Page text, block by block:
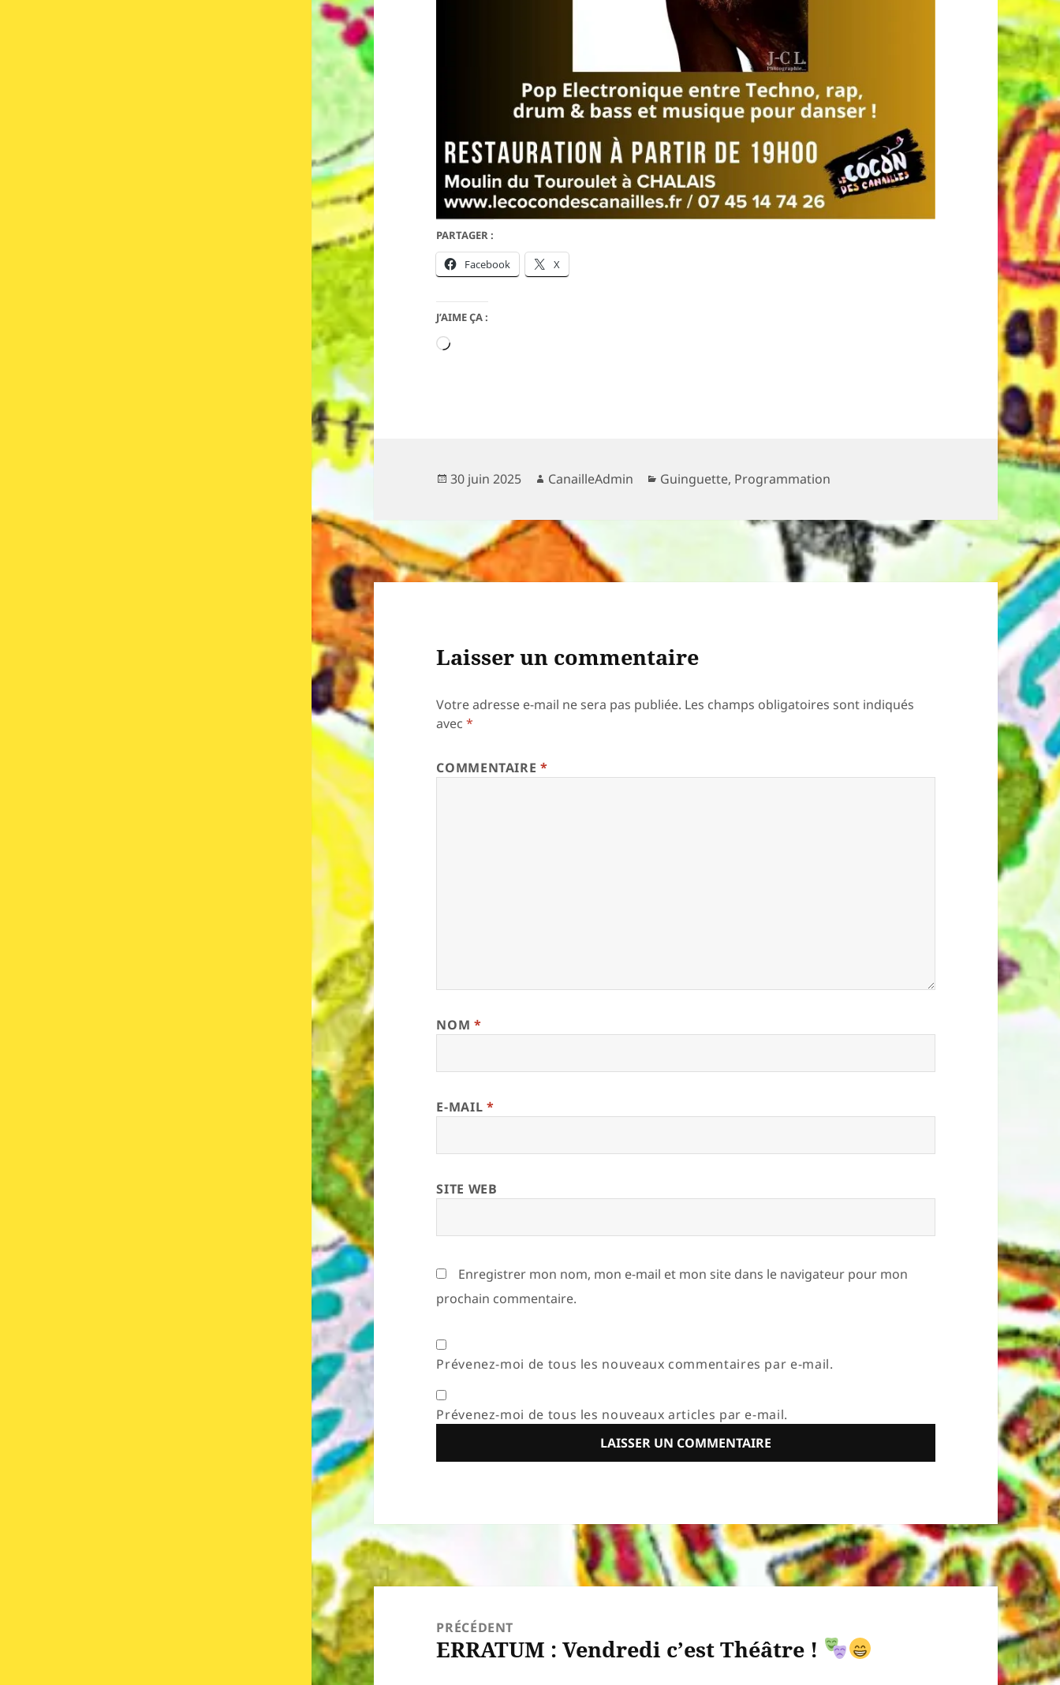
PARTAGER :
Facebook X
J’AIME ÇA :
Chargement…
Publié
30 juin 2025 Auteur
CanailleAdmin Catégories
Guinguette, Programmation
Laisser un commentaire
Votre adresse e-mail ne sera pas publiée. Les champs obligatoires sont indiqués
avec*
COMMENTAIRE*
NOM *
E-MAIL *
SITE WEB
Enregistrer mon nom, mon e-mail et mon site dans le navigateur pour mon
prochain commentaire.
Prévenez-moi de tous les nouveaux commentaires par e-mail.
Prévenez-moi de tous les nouveaux articles par e-mail.
Navigation
l’article
PRÉCÉDENT
Article
ERRATUM : Vendredi c’est Théâtre !